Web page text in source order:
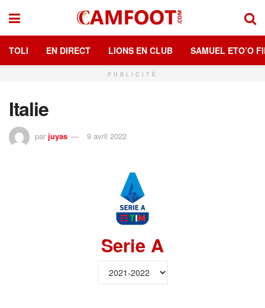
TOLI EN DIRECT LIONS EN CLUB SAMUEL ETO’O
PUBLICITÉ
Italie
par juyas 9 avril 2022
Serie A